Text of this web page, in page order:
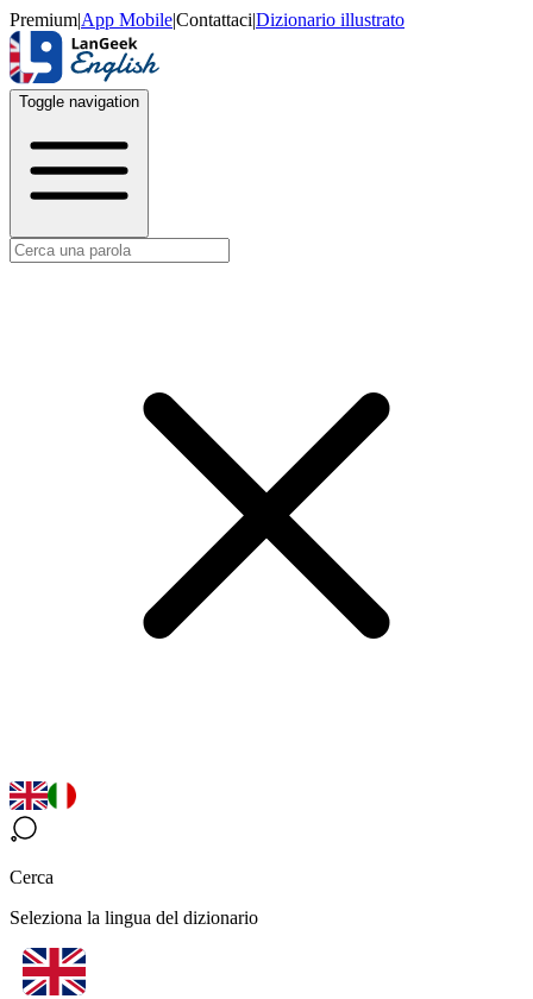
Premium|App Mobile|Contattaci|Dizionario illustrato
Toggle navigation
Cerca
Seleziona la lingua del dizionario